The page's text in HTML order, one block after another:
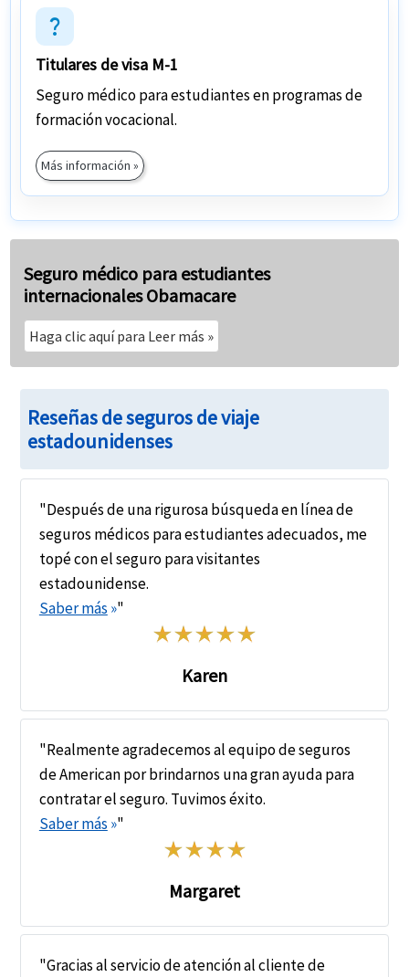
question_mark
Titulares de visa M-1
Seguro médico para estudiantes en programas de
formación vocacional.
Más información »
Seguro médico para estudiantes
internacionales Obamacare
Haga clic aquí para Leer más »
Reseñas de seguros de viaje
estadounidenses
"Después de una rigurosa búsqueda en línea de
seguros médicos para estudiantes adecuados, me
topé con el seguro para visitantes
estadounidense.
Saber más »"
Karen
"Realmente agradecemos al equipo de seguros
de American por brindarnos una gran ayuda para
contratar el seguro. Tuvimos éxito.
Saber más »"
Margaret
"Gracias al servicio de atención al cliente de